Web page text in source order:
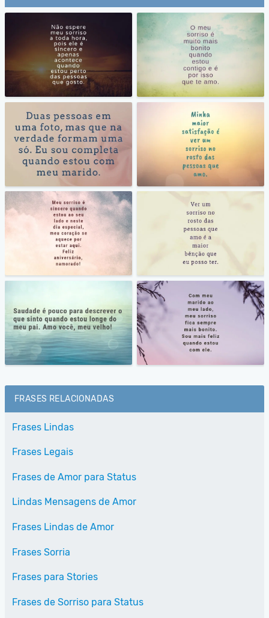
FRASES RELACIONADAS
Frases Lindas
Frases Legais
Frases de Amor para Status
Lindas Mensagens de Amor
Frases Lindas de Amor
Frases Sorria
Frases para Stories
Frases de Sorriso para Status